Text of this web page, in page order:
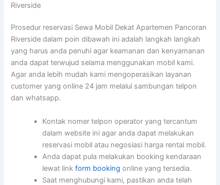
Riverside
Prosedur reservasi Sewa Mobil Dekat Apartemen Pancoran
Riverside dalam poin dibawah ini adalah langkah langkah
yang harus anda penuhi agar keamanan dan kenyamanan
anda dapat terwujud selama menggunakan mobil kami.
Agar anda lebih mudah kami mengoperasikan layanan
customer yang online 24 jam melalui sambungan telpon
dan whatsapp.
Kontak nomer telpon operator yang tercantum
dalam website ini agar anda dapat melakukan
reservasi mobil atau negosiasi harga rental mobil.
Anda dapat pula melakukan booking kendaraan
lewat linkform booking online yang tersedia.
Saat menghubungi kami, pastikan anda telah